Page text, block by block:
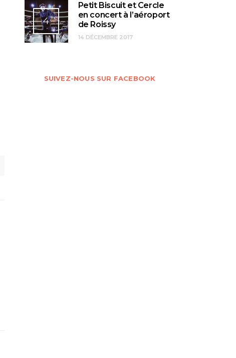
4
Petit Biscuit et Cercle
en concert à l’aéroport
de Roissy
14 DÉCEMBRE 2017
SUIVEZ-NOUS SUR FACEBOOK